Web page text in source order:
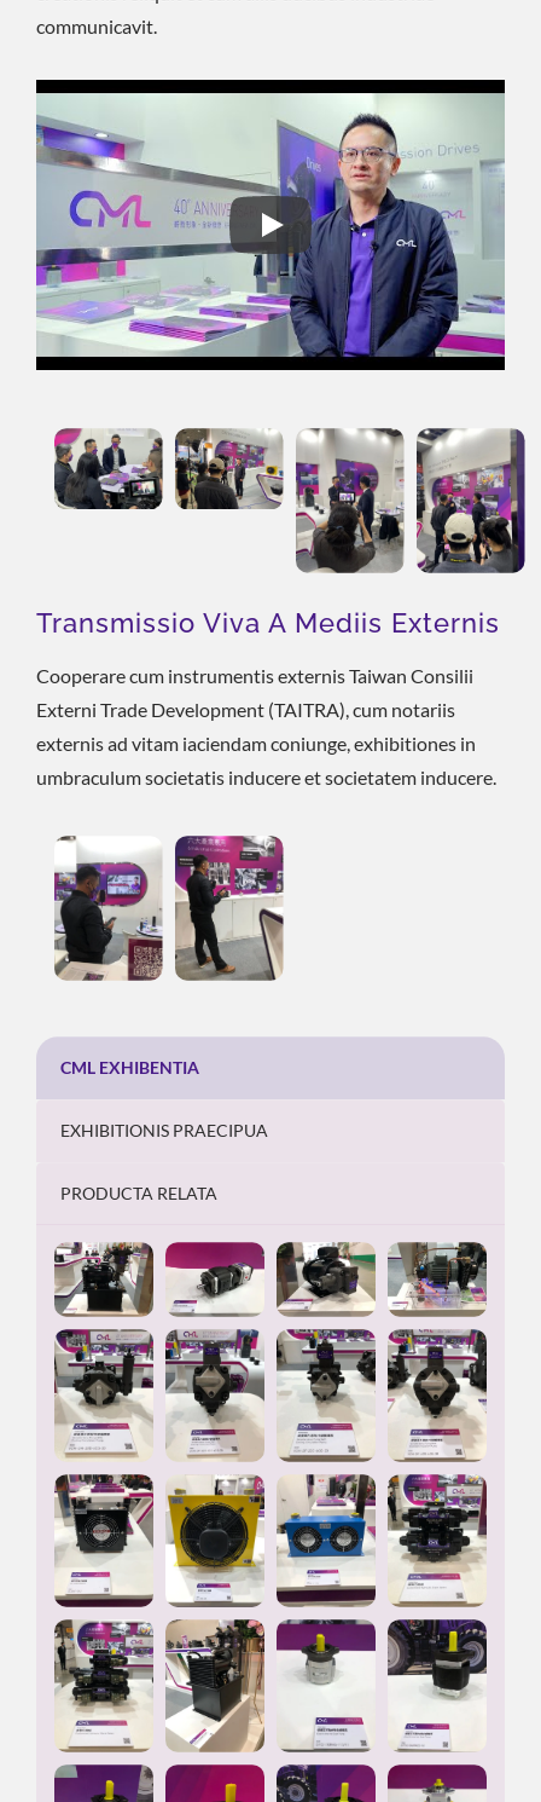
communicavit.
2022 TIMTOS X TMTS Exhibito
Transmissio Viva A Mediis Externis
Cooperare cum instrumentis externis Taiwan Consilii
Externi Trade Development (TAITRA), cum notariis
externis ad vitam iaciendam coniunge, exhibitiones in
umbraculum societatis inducere et societatem inducere.
CML EXHIBENTIA
EXHIBITIONIS PRAECIPUA
PRODUCTA RELATA